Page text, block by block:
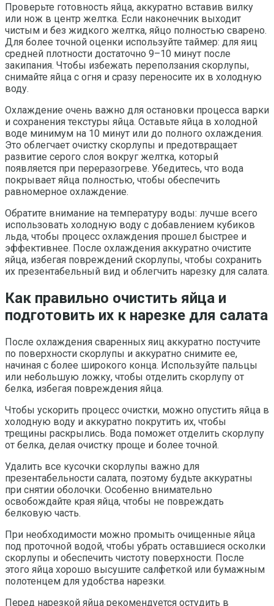
Проверьте готовность яйца, аккуратно вставив вилку
или нож в центр желтка. Если наконечник выходит
чистым и без жидкого желтка, яйцо полностью сварено.
Для более точной оценки используйте таймер: для яиц
средней плотности достаточно 9–10 минут после
закипания. Чтобы избежать переползания скорлупы,
снимайте яйца с огня и сразу переносите их в холодную
воду.
Охлаждение очень важно для остановки процесса варки
и сохранения текстуры яйца. Оставьте яйца в холодной
воде минимум на 10 минут или до полного охлаждения.
Это облегчает очистку скорлупы и предотвращает
развитие серого слоя вокруг желтка, который
появляется при переразогреве. Убедитесь, что вода
покрывает яйца полностью, чтобы обеспечить
равномерное охлаждение.
Обратите внимание на температуру воды: лучше всего
использовать холодную воду с добавлением кубиков
льда, чтобы процесс охлаждения прошел быстрее и
эффективнее. После охлаждения аккуратно очистите
яйца, избегая повреждений скорлупы, чтобы сохранить
их презентабельный вид и облегчить нарезку для салата.
Как правильно очистить яйца и
подготовить их к нарезке для салата
После охлаждения сваренных яиц аккуратно постучите
по поверхности скорлупы и аккуратно снимите ее,
начиная с более широкого конца. Используйте пальцы
или небольшую ложку, чтобы отделить скорлупу от
белка, избегая повреждения яйца.
Чтобы ускорить процесс очистки, можно опустить яйца в
холодную воду и аккуратно покрутить их, чтобы
трещины раскрылись. Вода поможет отделить скорлупу
от белка, делая очистку проще и более точной.
Удалить все кусочки скорлупы важно для
презентабельности салата, поэтому будьте аккуратны
при снятии оболочки. Особенно внимательно
освобождайте края яйца, чтобы не повреждать
белковую часть.
При необходимости можно промыть очищенные яйца
под проточной водой, чтобы убрать оставшиеся осколки
скорлупы и обеспечить чистоту поверхности. После
этого яйца хорошо высушите салфеткой или бумажным
полотенцем для удобства нарезки.
Перед нарезкой яйца рекомендуется остудить в